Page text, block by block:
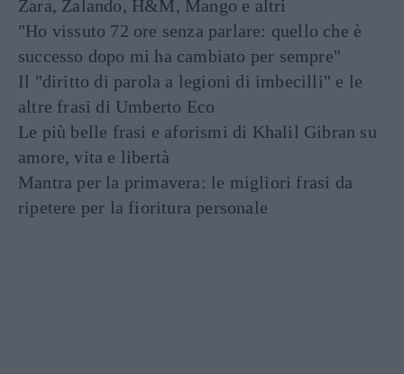
Zara, Zalando, H&M, Mango e altri
"Ho vissuto 72 ore senza parlare: quello che è
successo dopo mi ha cambiato per sempre"
Il "diritto di parola a legioni di imbecilli" e le
altre frasi di Umberto Eco
Le più belle frasi e aforismi di Khalil Gibran su
amore, vita e libertà
Mantra per la primavera: le migliori frasi da
ripetere per la fioritura personale